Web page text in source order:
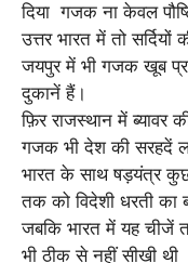
दिया गजक ना केवल
उत्तर भारत में तो
जयपुर में भी गजक खूब
दुकानें हैं।
फ़िर राजस्थान में ब्यावर
गजक भी देश की सरहदें
भारत के साथ षड़यंत्र
तक को विदेशी धरती का
जबकि भारत में यह चीजें
भी ठीक से नहीं सीखी थी